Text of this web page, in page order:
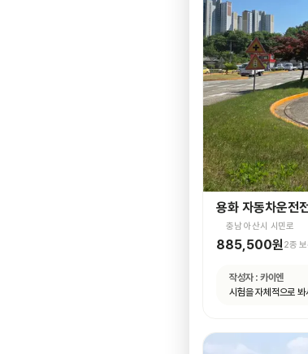
용화 자동차운전
충남 아산시 시민로
885,500원 2종
작성자 : 카이엔
시험을 자체적으로